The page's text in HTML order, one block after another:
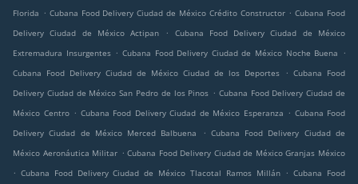
Florida . Cubana Food Delivery Ciudad de México Crédito Constructor . Cubana Food
Delivery Ciudad de México Actipan
.
Cubana Food Delivery Ciudad de México
Extremadura Insurgentes . Cubana Food Delivery Ciudad de México Noche Buena
.
Cubana Food Delivery Ciudad de México Ciudad de los Deportes
. Cubana Food
Delivery Ciudad de México San Pedro de los Pinos . Cubana Food Delivery Ciudad de
México Centro . Cubana Food Delivery Ciudad de México Esperanza . Cubana Food
Delivery Ciudad de México Merced Balbuena
. Cubana Food Delivery Ciudad de
México Aeronáutica Militar . Cubana Food Delivery Ciudad de México Granjas México
. Cubana Food Delivery Ciudad de México Tlacotal Ramos Millán . Cubana Food